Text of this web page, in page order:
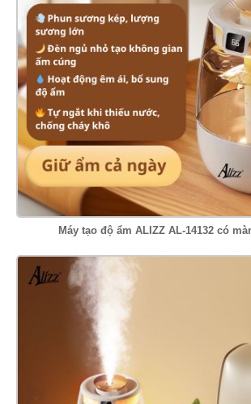
Máy tạo độ ẩm ALIZZ AL-14132 có